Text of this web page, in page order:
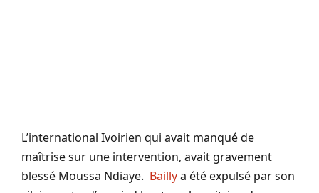
L’international Ivoirien qui avait manqué de
maîtrise sur une intervention, avait gravement
blessé Moussa Ndiaye. Baillya été expulsé par son